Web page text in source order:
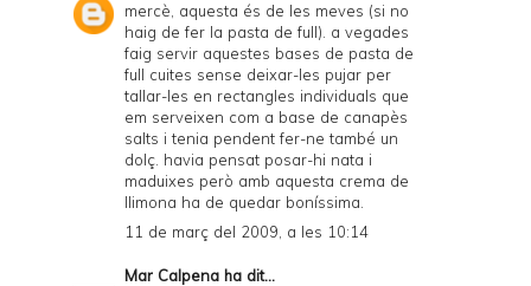
mercè, aquesta és de les meves (si no
haig de fer la pasta de full). a vegades
faig servir aquestes bases de pasta de
full cuites sense deixar-les pujar per
tallar-les en rectangles individuals que
em serveixen com a base de canapès
salts i tenia pendent fer-ne també un
dolç. havia pensat posar-hi nata i
maduixes però amb aquesta crema de
llimona ha de quedar boníssima.
11 de març del 2009, a les 10:14
Mar Calpena ha dit...